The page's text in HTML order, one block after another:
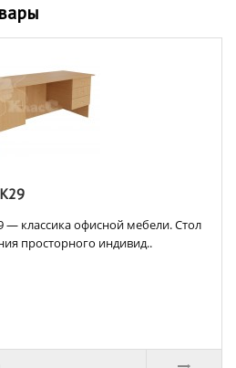
— классика офисной мебели. Стол
просторного индивид..